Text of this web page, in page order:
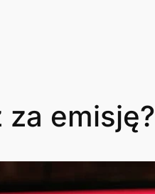
za emisję?